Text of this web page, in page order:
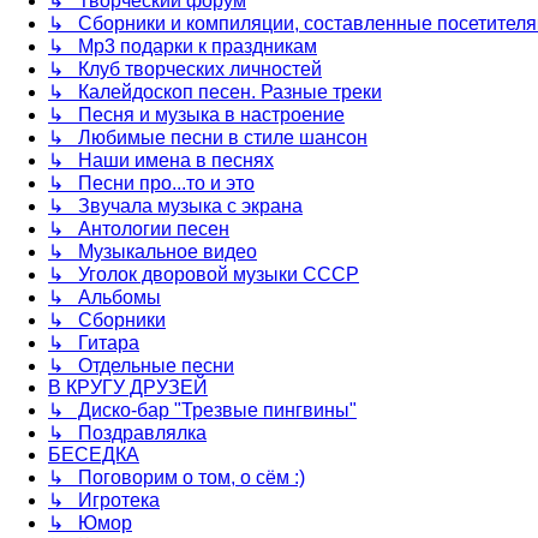
↳ Сборники и компиляции, составленные
↳ Mp3 подарки к праздникам
↳ Клуб творческих личностей
↳ Калейдоскоп песен. Разные треки
↳ Песня и музыка в настроение
↳ Любимые песни в стиле шансон
↳ Наши имена в песнях
↳ Песни про...то и это
↳ Звучала музыка с экрана
↳ Антологии песен
↳ Музыкальное видео
↳ Уголок дворовой музыки СССР
↳ Альбомы
↳ Сборники
↳ Гитара
↳ Отдельные песни
В КРУГУ ДРУЗЕЙ
↳ Диско-бар "Трезвые пингвины"
↳ Поздравлялка
БЕСЕДКА
↳ Поговорим о том, о сём :)
↳ Игротека
↳ Юмор